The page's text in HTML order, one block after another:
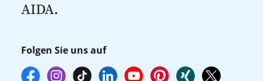
AIDA.
Folgen Sie uns auf